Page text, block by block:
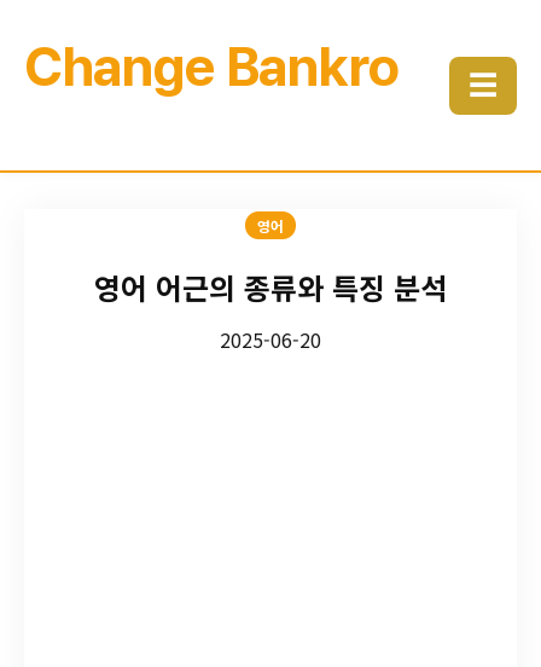
Change Bankro ☰
영어
영어 어근의 종류와 특징 분석
2025-06-20